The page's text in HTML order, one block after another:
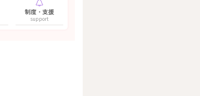
制度・支援
support